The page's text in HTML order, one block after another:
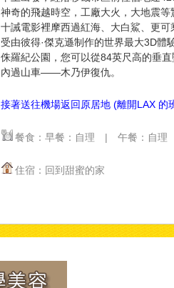
神奇的飛越時空，工廠大火，大地震
十誡電影裡摩西過紅海、大白鯊、更
受由彼得·傑克遜制作的世界最大3D
侏羅紀公園，您可以從84英尺高的垂
內過山車——木乃伊復仇。
接著送往機場返回原居地 (離開LAX
餐食：早餐：自理 | 午餐：自
住宿：回到甜蜜的家